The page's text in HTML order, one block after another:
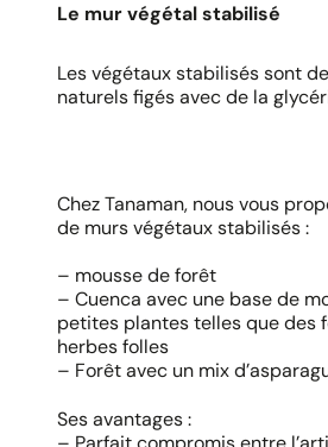
Le mur végétal stabilisé
Les végétaux stabilisés sont
naturels figés avec de la
Chez Tanaman, nous vous
de murs végétaux stabilisés :
– mousse de forêt
– Cuenca avec une base de
petites plantes telles que des
herbes folles
– Forêt avec un mix
Ses avantages :